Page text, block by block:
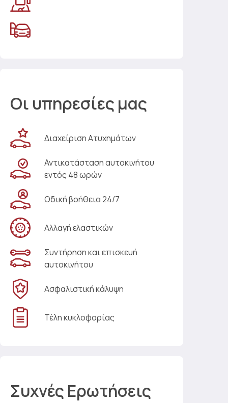
Οι υπηρεσίες μας
Διαχείριση Ατυχημάτων
Αντικατάσταση αυτοκινήτου
εντός 48 ωρών
Οδική βοήθεια 24/7
Αλλαγή ελαστικών
Συντήρηση και επισκευή
αυτοκινήτου
Ασφαλιστική κάλυψη
Τέλη κυκλοφορίας
Συχνές Ερωτήσεις